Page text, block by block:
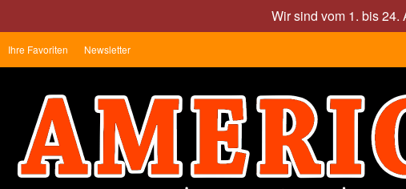
Wir sind vom 1. bis
Ihre Favoriten Newsletter